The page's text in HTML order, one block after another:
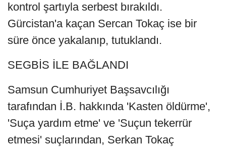
kontrol şartıyla serbest bırakıldı.
Gürcistan'a kaçan Sercan Tokaç ise bir
süre önce yakalanıp, tutuklandı.
SEGBİS İLE BAĞLANDI
Samsun Cumhuriyet Başsavcılığı
tarafından İ.B. hakkında 'Kasten öldürme',
'Suça yardım etme' ve 'Suçun tekerrür
etmesi' suçlarından, Serkan Tokaç